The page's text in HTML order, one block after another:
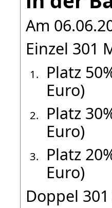
Am
Einzel 301
Platz
Euro)
Platz
Euro)
Platz
Euro)
Doppel